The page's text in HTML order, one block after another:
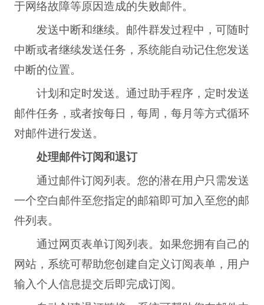
于网络故障等原因造成的失败邮件。
发送中断和继续。邮件群发过程中，可随时
中断或者继续发送任务，系统能自动记住您发送
中断的位置。
计划和定时发送。通过助手程序，定时发送
邮件任务，或者按每日，每周，每月等方式循环
对邮件进行发送。
处理邮件订阅和退订
通过邮件订阅列表。您的潜在用户只需发送
一个空白邮件至您指定的邮箱即可加入至您的邮
件列表。
通过网页表单订阅列表。如果您拥有自己的
网站，系统可帮助您创建自定义订阅表单，用户
输入个人信息提交后即完成订阅。